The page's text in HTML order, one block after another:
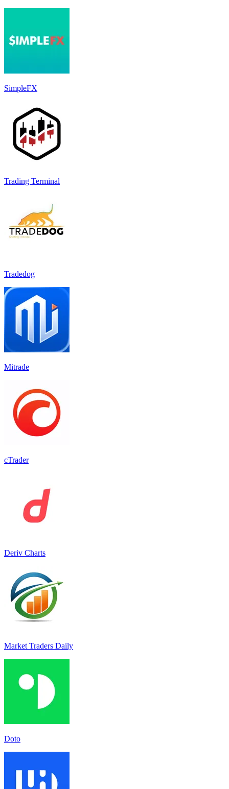
SimpleFX
Trading Terminal
Tradedog
Mitrade
cTrader
Deriv Charts
Market Traders Daily
Doto